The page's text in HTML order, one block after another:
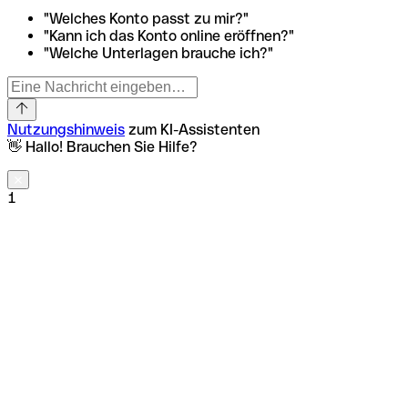
"Welches Konto passt zu mir?"
"Kann ich das Konto online eröffnen?"
"Welche Unterlagen brauche ich?"
Nutzungshinweis zum KI-Assistenten
👋 Hallo! Brauchen Sie Hilfe?
1